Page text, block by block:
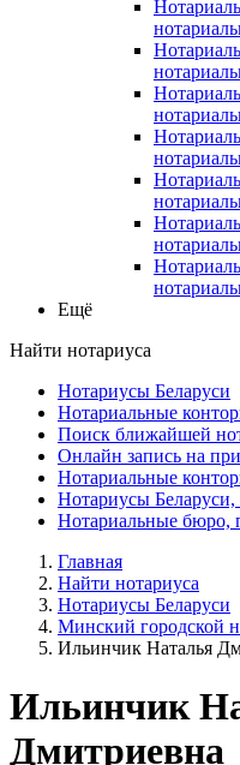
Ещё
Найти нотариуса
Нотариусы Беларуси
Нотариальные
Поиск ближайшей
Онлайн запись на
Нотариальные
Нотариусы Беларуси,
Нотариальные бюро,
Главная
Найти нотариуса
Нотариусы Беларуси
Минский городской
Ильинчик Наталья
Ильинчик
Дмитриевна